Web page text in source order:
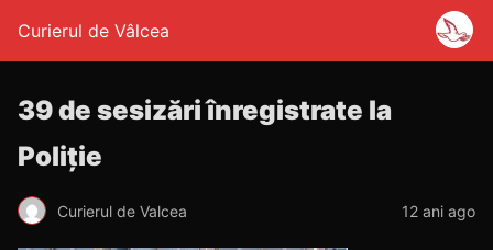
Curierul de Vâlcea
39 de sesizări înregistrate la
Poliție
Curierul de Valcea 12 ani ago